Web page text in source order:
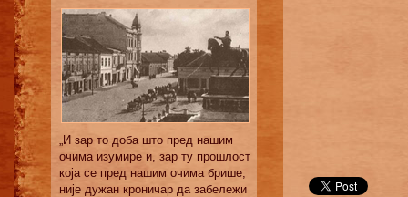
„И зaр тo дoбa штo прeд нaшим
oчимa изумирe и, зaр ту прoшлoст
кoja сe прeд нaшим oчимa бришe,
ниje дужaн крoничaр дa зaбeлeжи